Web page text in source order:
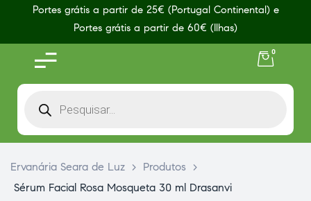
Portes grátis a partir de 25€ (Portugal Continental) e
Portes grátis a partir de 60€ (Ilhas)
0
Ervanária Seara de Luz > Produtos
>
Sérum Facial Rosa Mosqueta 30 ml Drasanvi